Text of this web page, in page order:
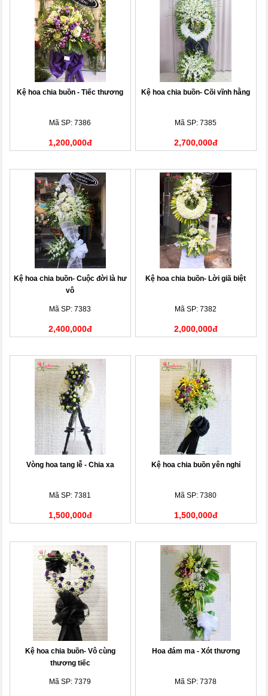
Kệ hoa chia buồn - Tiếc thương
Mã SP: 7386
1,200,000đ
Kệ hoa chia buồn- Cõi vĩnh hằng
Mã SP: 7385
2,700,000đ
Kệ hoa chia buồn- Cuộc đời là hư
vô
Mã SP: 7383
2,400,000đ
Kệ hoa chia buồn- Lời giã biệt
Mã SP: 7382
2,000,000đ
Vòng hoa tang lễ - Chia xa
Mã SP: 7381
1,500,000đ
Kệ hoa chia buồn yên nghỉ
Mã SP: 7380
1,500,000đ
Kệ hoa chia buồn- Vô cùng
thương tiếc
Mã SP: 7379
Hoa đám ma - Xót thương
Mã SP: 7378